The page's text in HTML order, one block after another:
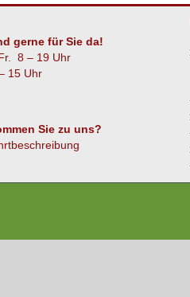
gerne für Sie da!
8 – 19 Uhr
15 Uhr
Sie zu uns?